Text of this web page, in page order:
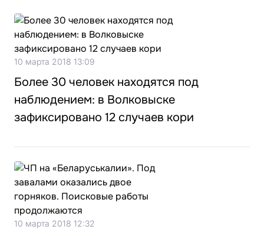
10 марта 2018 13:09
Более 30 человек находятся под
наблюдением: в Волковыске
зафиксировано 12 случаев кори
10 марта 2018 12:32